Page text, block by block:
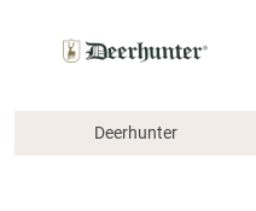
Deerhunter